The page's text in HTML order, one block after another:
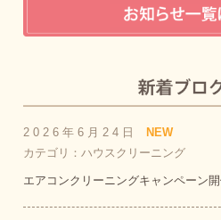
2026年6月24日
NEW
カテゴリ：ハウスクリーニング
エアコンクリーニングキャンペーン